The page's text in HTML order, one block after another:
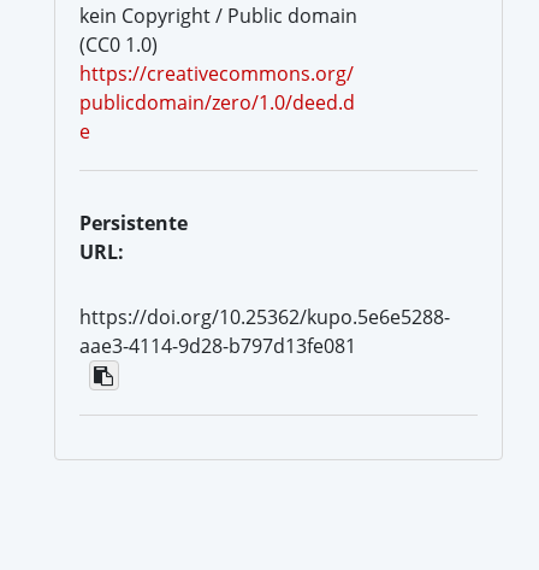
kein Copyright / Public domain
(CC0 1.0)
https://creativecommons.org/
publicdomain/zero/1.0/deed.d
e
Persistente
URL:
https://doi.org/10.25362/kupo.5e6e5288-
aae3-4114-9d28-b797d13fe081